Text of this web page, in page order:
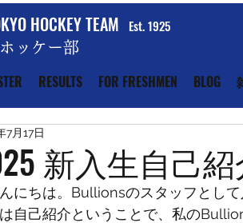
HOCKEY TEAM
ッケー部
Est. 1925
RESULTS FOR FRESHMEN BLOG
新入生自己
7月17日
にちは。Bullionsのスタッフとして
自己紹介ということで、私の